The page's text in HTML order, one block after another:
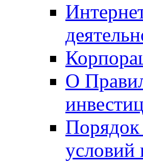
О
Порядок
условий